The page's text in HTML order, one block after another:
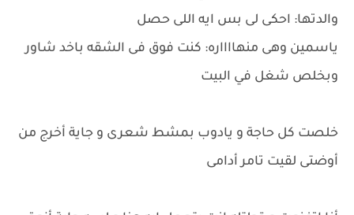
والدتها: احكى لى بس ايه اللى حصل
ياسمين وهى منهااااره: كنت فوق فى الشقه باخد شاور
وبخلص شغل في البيت
خلصت كل حاجة و يادوب بمشط شعرى و جاية أخرج من
أوضتى لقيت تامر أدامى